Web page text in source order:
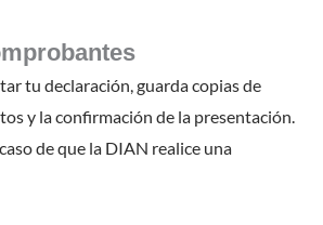
tu declaración, guarda copias de
y la confirmación de la presentación.
de que la DIAN realice una